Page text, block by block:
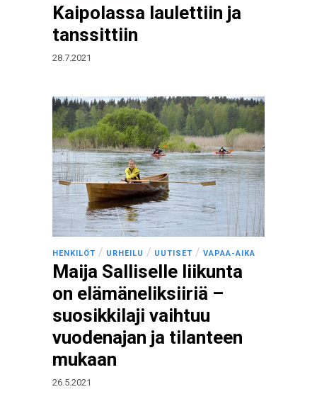
Kaipolassa laulettiin ja
tanssittiin
28.7.2021
HENKILÖT / URHEILU / UUTISET / VAPAA-AIKA
Maija Salliselle liikunta
on elämäneliksiiriä –
suosikkilaji vaihtuu
vuodenajan ja tilanteen
mukaan
26.5.2021